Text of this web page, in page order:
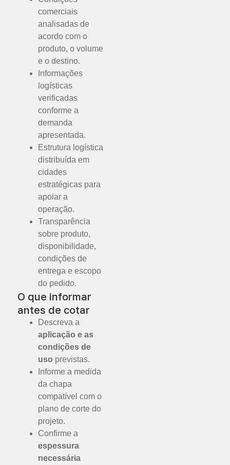
comerciais
analisadas de
acordo com o
produto, o volume
e o destino.
Informações
logísticas
verificadas
conforme a
demanda
apresentada.
Estrutura logística
distribuída em
cidades
estratégicas para
apoiar a
operação.
Transparência
sobre produto,
disponibilidade,
condições de
entrega e escopo
do pedido.
O que informar
antes de cotar
Descreva a
aplicação e as
condições de
uso previstas.
Informe a medida
da chapa
compatível com o
plano de corte do
projeto.
Confirme a
espessura
necessária